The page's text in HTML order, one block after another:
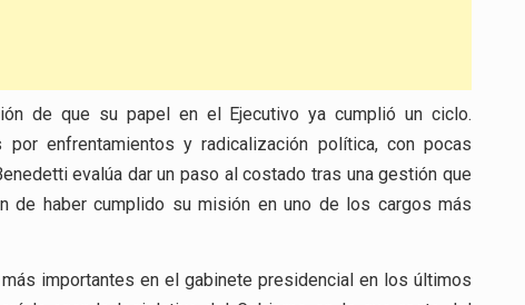
de que su papel en el Ejecutivo ya cumplió un ciclo.
enfrentamientos y radicalización política, con pocas
evalúa dar un paso al costado tras una gestión que
de haber cumplido su misión en uno de los cargos más
importantes en el gabinete presidencial en los últimos